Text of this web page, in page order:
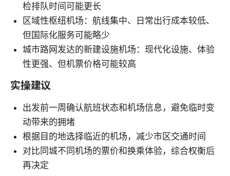
检排队时间可能更长
区域性枢纽机场：航线集中、日常出行成本较低、
但国际化服务可能略少
城市路网发达的新建设施机场：现代化设施、体验
性更强、但机票价格可能较高
实操建议
出发前一周确认航班状态和机场信息，避免临时变
动带来的拥堵
根据目的地选择临近的机场，减少市区交通时间
对比同城不同机场的票价和换乘体验，综合权衡后
再决定